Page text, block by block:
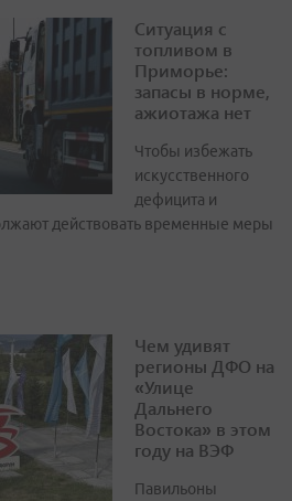
Ситуация с
топливом в
Приморье:
запасы в норме,
ажиотажа нет
Чтобы избежать
искусственного
дефицита и
действовать временные меры
Чем удивят
регионы ДФО на
«Улице
Дальнего
Востока» в этом
году на ВЭФ
Павильоны